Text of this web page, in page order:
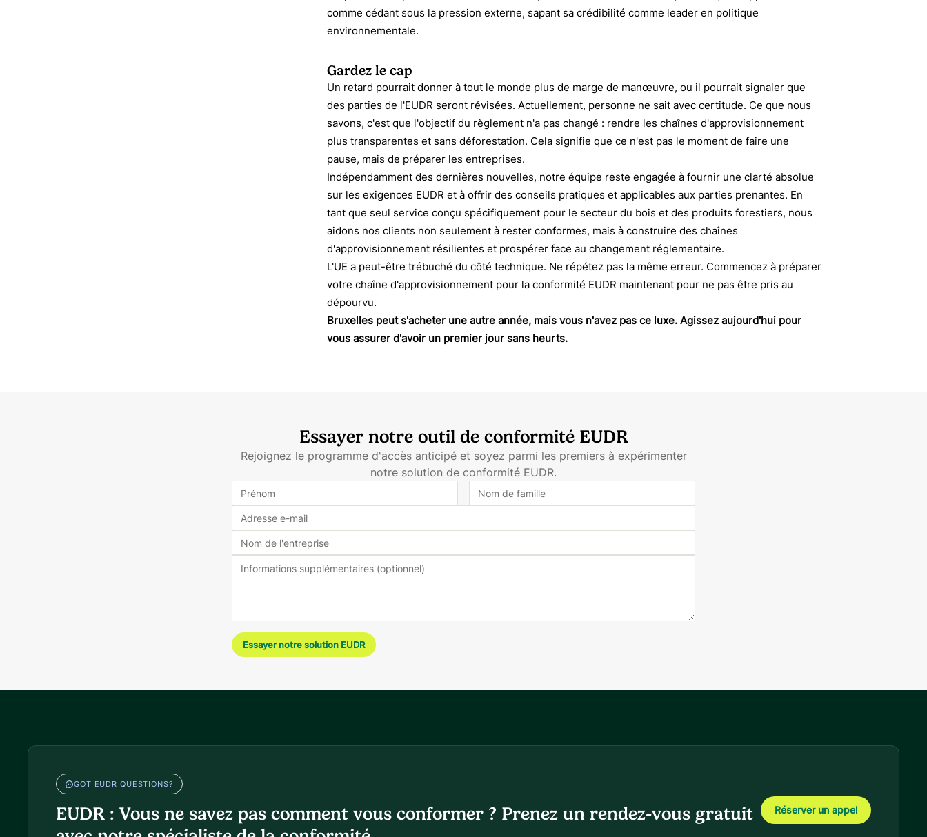
comme cédant sous la pression externe, sapant sa crédibilité comme leader en politique
environnementale.
Gardez le cap
Un retard pourrait donner à tout le monde plus de marge de manœuvre, ou il pourrait signaler que
des parties de l'EUDR seront révisées. Actuellement, personne ne sait avec certitude. Ce que nous
savons, c'est que l'objectif du règlement n'a pas changé : rendre les chaînes d'approvisionnement
plus transparentes et sans déforestation. Cela signifie que ce n'est pas le moment de faire une
pause, mais de préparer les entreprises.
Indépendamment des dernières nouvelles, notre équipe reste engagée à fournir une clarté absolue
sur les exigences EUDR et à offrir des conseils pratiques et applicables aux parties prenantes. En
tant que seul service conçu spécifiquement pour le secteur du bois et des produits forestiers, nous
aidons nos clients non seulement à rester conformes, mais à construire des chaînes
d'approvisionnement résilientes et prospérer face au changement réglementaire.
L'UE a peut-être trébuché du côté technique. Ne répétez pas la même erreur. Commencez à préparer
votre chaîne d'approvisionnement pour la conformité EUDR maintenant pour ne pas être pris au
dépourvu.
Bruxelles peut s'acheter une autre année, mais vous n'avez pas ce luxe. Agissez aujourd'hui pour
vous assurer d'avoir un premier jour sans heurts.
Essayer notre outil de conformité EUDR
Rejoignez le programme d'accès anticipé et soyez parmi les premiers à expérimenter
notre solution de conformité EUDR.
Essayer notre solution EUDR
GOT EUDR QUESTIONS?
EUDR : Vous ne savez pas comment vous conformer ? Prenez un rendez-vous gratuit
Réserver un appel